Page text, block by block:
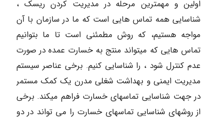
اولین و مهمترین مرحله در مدیریت کردن ریسک ،
شناسایی همه تماس هایی است که ما در سازمان با آن
مواجه هستیم، که روش مطمئنی است تا ما بتوانیم
تماس هایی که میتواند منتج به خسارت عمده در صورت
عدم کنترل شود ، را شناسایی کنیم. برخی عناصر سیستم
مدیریت ایمنی و بهداشت شغلی مدرن یک کمک مستمر
در جهت شناسایی تماسهای خسارت فراهم میکند. برخی
از روشهای شناسایی تماسهای خسارت را می تواند در دو